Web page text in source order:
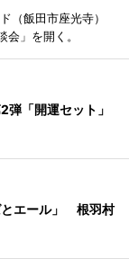
（飯田市座光寺）
」を開く。
「開運セット」
とエール」 根羽村